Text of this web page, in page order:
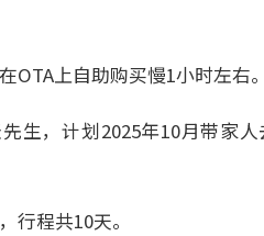
上自助购买慢1小时左右。
生，计划2025年10月带家人
程共10天。